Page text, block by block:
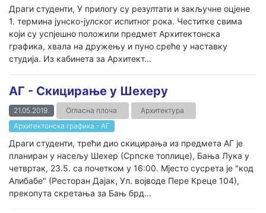
Драги студенти, У прилогу су резултати и закључне оцјене
1. термина јунско-јулског испитног рока. Честитке свима
који су успјешно положили предмет Архитектонска
графика, хвала на дружењу и пуно среће у наставку
студија. Из кабинета за Архитект...
АГ - Скицирање у Шехеру
21.05.2019. Огласна плоча
Архитектура
Архитектонска графика - АГ
Драги студенти, трећи дио скицирања из предмета АГ је
планиран у насељу Шехер (Српске топлице), Бања Лука у
четвртак, 23.5. са почетком у 16:00. Мјесто сусрета је "код
Алибабе" (Ресторан Дајак, Ул. војводе Пере Креце 104),
прекопута скретања за Бањ брд...